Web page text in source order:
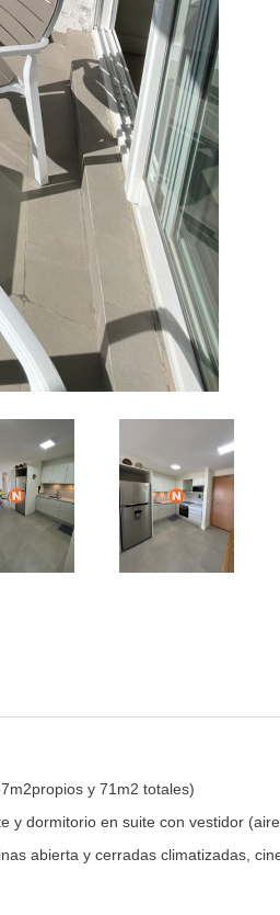
y 71m2 totales)
dormitorio en suite con vestidor
abierta y cerradas climatizadas,